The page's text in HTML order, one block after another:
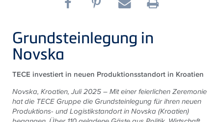
Grundsteinlegung in
Novska
TECE investiert in neuen Produktionsstandort in Kroatien
Novska, Kroatien, Juli 2025–Mit einer feierlichen Zeremonie
hat die TECE Gruppe die Grundsteinlegung für ihren neuen
Produktions- und Logistikstandort in Novska (Kroatien)